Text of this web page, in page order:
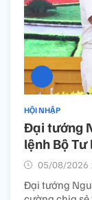
HỘI NHẬP
Đại tướng
lệnh Bộ
05/08/2026
Đại tướng